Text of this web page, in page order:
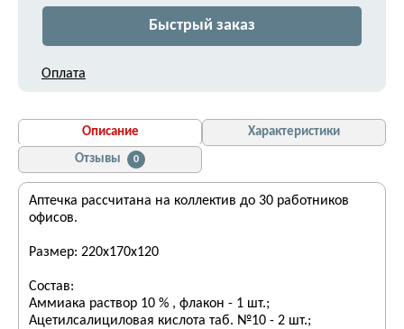
Быстрый заказ
Оплата
Описание
Характеристики
Отзывы
0
Аптечка рассчитана на коллектив до 30 работников
офисов.
Размер: 220х170х120
Состав:
Аммиака раствор 10 % , флакон - 1 шт.;
Ацетилсалициловая кислота таб. №10 - 2 шт.;